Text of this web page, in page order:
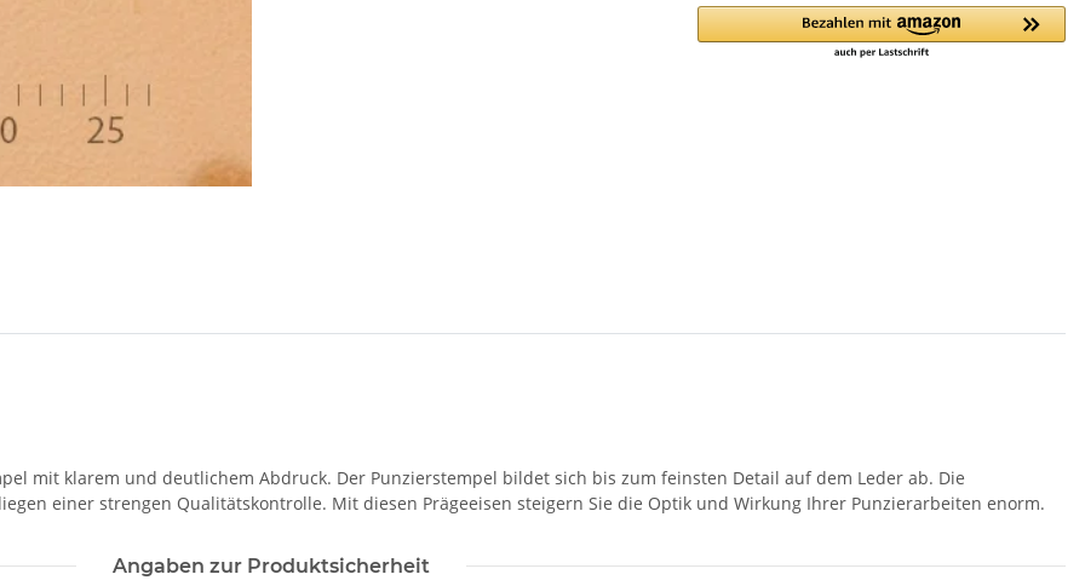
mit klarem und deutlichem Abdruck. Der Punzierstempel bildet sich bis zum feinsten Detail auf dem Leder ab. Die
einer strengen Qualitätskontrolle. Mit diesen Prägeeisen steigern Sie die Optik und Wirkung Ihrer Punzierarbeiten enorm.
Angaben zur Produktsicherheit